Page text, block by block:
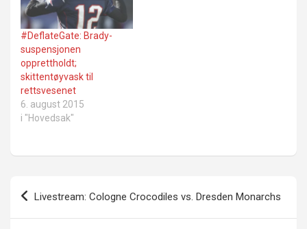
#DeflateGate: Brady-
suspensjonen
opprettholdt;
skittentøyvask til
rettsvesenet
6. august 2015
i "Hovedsak"
Innleggsnavigasjon
Livestream: Cologne Crocodiles vs. Dresden Monarchs